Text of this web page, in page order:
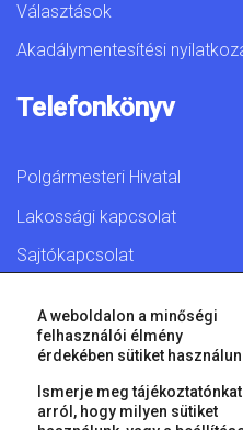
Választások
Akadálymentesítési
Telefonkönyv
Polgármesteri Hivatal
Lakossági kapcsolat
Sajtókapcsolat
© 2026 Győr Megyei Jogú
A weboldalon a minőségi
felhasználói élmény
érdekében sütiket
Ismerje meg tájékoztatónkat
arról, hogy milyen sütiket